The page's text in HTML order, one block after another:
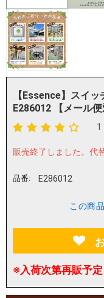
【Essence】スイ
E286012 【メール便
1
販売終了しました。 代
品番: E286012
この商
※入荷次第再販予定